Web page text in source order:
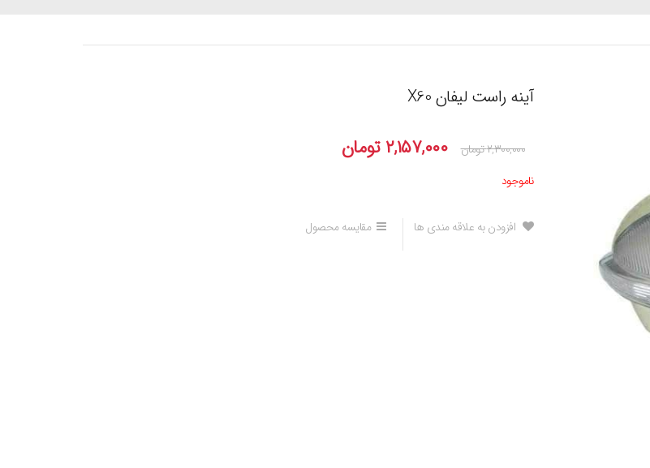
آینه راست لیفان X60
۲,۳۰۰,۰۰۰تومان ۲,۱۵۷,۰۰۰ تومان
ناموجود
افزودن به علاقه مندی ها مقایسه محصول